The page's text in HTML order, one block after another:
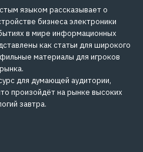
языком рассказывает о
бизнеса электроники
в мире информационных
как статьи для широкого
материалы для игроков
рынка.
для думающей аудитории,
произойдёт на рынке высоких
завтра.